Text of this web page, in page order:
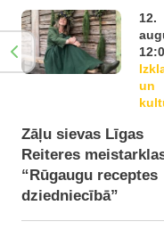
12.
un
Zāļu sievas Līgas
Reiteres
“Rūgaugu receptes
dziedniecībā”